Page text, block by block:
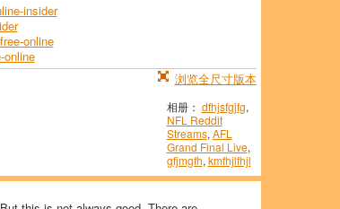
insider
online
online
浏览全尺寸版本
相册： dfhjsfgjfg,
NFL Reddit
Streams, AFL
Grand Final Live,
gfjmgfh, kmfhjlfhjl